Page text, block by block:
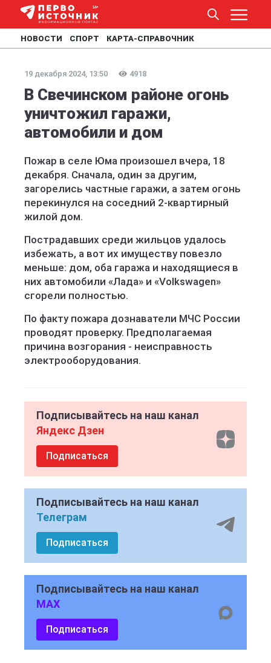
НОВОСТИ СПОРТ КАРТА-СПРАВОЧНИК
19 декабря 2024, 13:50 4918
В Свечинском районе огонь
уничтожил гаражи,
автомобили и дом
Пожар в селе Юма произошел вчера, 18
декабря. Сначала, один за другим,
загорелись частные гаражи, а затем огонь
перекинулся на соседний 2-квартирный
жилой дом.
Пострадавших среди жильцов удалось
избежать, а вот их имуществу повезло
меньше: дом, оба гаража и находящиеся в
них автомобили «Лада» и «Volkswagen»
сгорели полностью.
По факту пожара дознаватели МЧС России
проводят проверку. Предполагаемая
причина возгорания - неисправность
электрооборудования.
Подписывайтесь на наш канал
Яндекс Дзен
Подписаться
Подписывайтесь на наш канал
Телеграм
Подписаться
Подписывайтесь на наш канал
MAX
Подписаться